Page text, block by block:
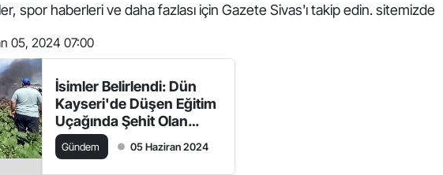
spor haberleri ve daha fazlası için Gazete Sivas'ı takip edin. sitemizde
05, 2024 07:00
İsimler Belirlendi: Dün
Kayseri'de Düşen Eğitim
Uçağında Şehit Olan
Askerlerin Kimlikleri
Açıklandı
Gündem 05 Haziran 2024